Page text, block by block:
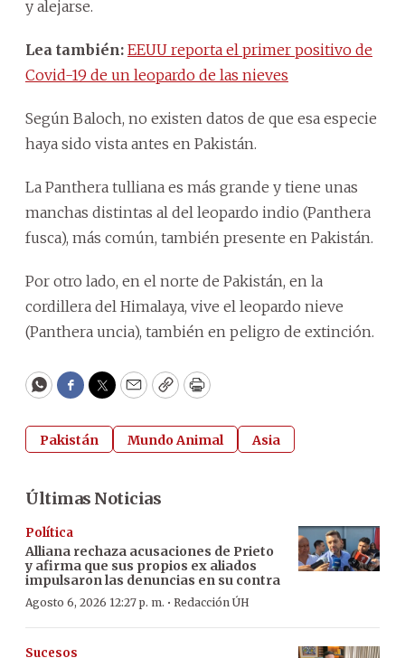
y alejarse.
Lea también: EEUU reporta el primer positivo de
Covid-19 de un leopardo de las nieves
Según Baloch, no existen datos de que esa especie
haya sido vista antes en Pakistán.
La Panthera tulliana es más grande y tiene unas
manchas distintas al del leopardo indio (Panthera
fusca), más común, también presente en Pakistán.
Por otro lado, en el norte de Pakistán, en la
cordillera del Himalaya, vive el leopardo nieve
(Panthera uncia), también en peligro de extinción.
WhatsApp
Facebook
Twitter
EmailCopyPrint
Pakistán Mundo Animal Asia
Últimas Noticias
Política
Alliana rechaza acusaciones de Prieto
y afirma que sus propios ex aliados
impulsaron las denuncias en su contra
Agosto 6, 2026 12:27 p. m. · Redacción ÚH
Sucesos